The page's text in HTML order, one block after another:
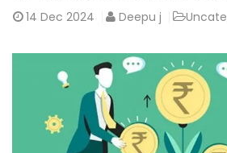
14 Dec 2024 Deepu j